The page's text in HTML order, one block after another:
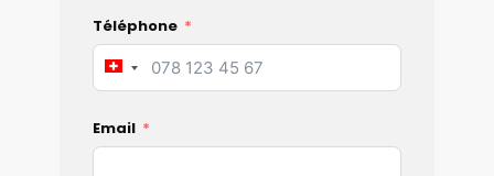
Téléphone
Switzerland
Email